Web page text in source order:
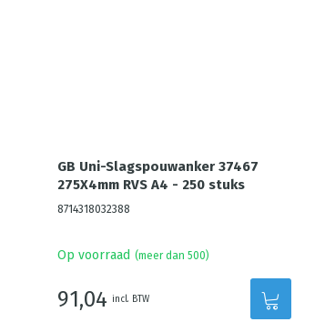
GB Uni-Slagspouwanker 37467
275X4mm RVS A4 - 250 stuks
8714318032388
Op voorraad (meer dan 500)
91,04 incl. BTW